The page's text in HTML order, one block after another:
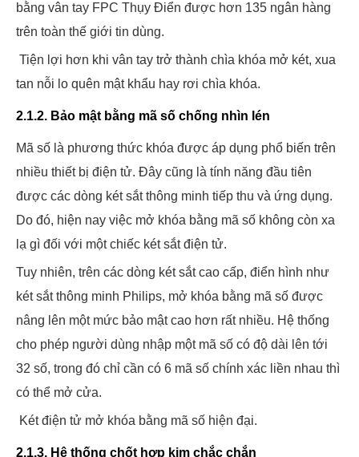
bằng vân tay FPC Thụy Điển được hơn 135 ngân hàng
trên toàn thế giới tin dùng.
Tiện lợi hơn khi vân tay trở thành chìa khóa mở két, xua
tan nỗi lo quên mật khẩu hay rơi chìa khóa.
2.1.2. Bảo mật bằng mã số chống nhìn lén
Mã số là phương thức khóa được áp dụng phổ biến trên
nhiều thiết bị điện tử. Đây cũng là tính năng đầu tiên
được các dòng két sắt thông minh tiếp thu và ứng dụng.
Do đó, hiện nay việc mở khóa bằng mã số không còn xa
lạ gì đối với một chiếc két sắt điện tử.
Tuy nhiên, trên các dòng két sắt cao cấp, điển hình như
két sắt thông minh Philips, mở khóa bằng mã số được
nâng lên một mức bảo mật cao hơn rất nhiều. Hệ thống
cho phép người dùng nhập một mã số có độ dài lên tới
32 số, trong đó chỉ cần có 6 mã số chính xác liền nhau thì
có thể mở cửa.
Két điện tử mở khóa bằng mã số hiện đại.
2.1.3. Hệ thống chốt hợp kim chắc chắn